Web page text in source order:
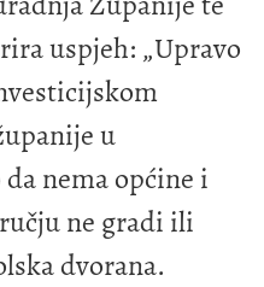
uspjeh: „Upravo
u
nema općine i
ne gradi ili
dvorana.